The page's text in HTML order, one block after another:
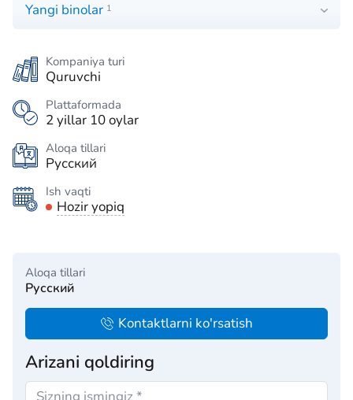
Yangi binolar 1
Kompaniya turi
Quruvchi
Plattaformada
2 yillar 10 oylar
Aloqa tillari
Русский
Ish vaqti
Hozir yopiq
Aloqa tillari
Русский
Kontaktlarni ko'rsatish
Arizani qoldiring